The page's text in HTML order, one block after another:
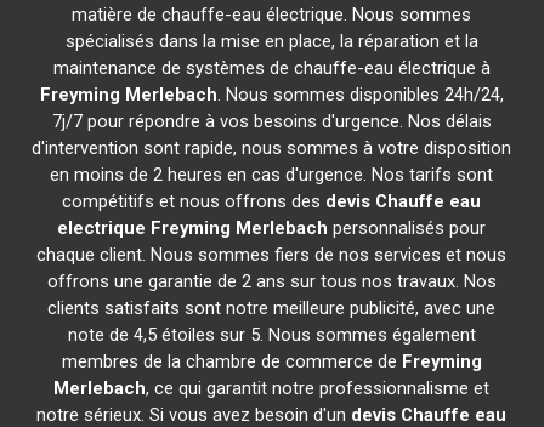
matière de chauffe-eau électrique. Nous sommes
spécialisés dans la mise en place, la réparation et la
maintenance de systèmes de chauffe-eau électrique à
Freyming Merlebach. Nous sommes disponibles 24h/24,
7j/7 pour répondre à vos besoins d'urgence. Nos délais
d'intervention sont rapide, nous sommes à votre disposition
en moins de 2 heures en cas d'urgence. Nos tarifs sont
compétitifs et nous offrons des devis Chauffe eau
electrique Freyming Merlebach personnalisés pour
chaque client. Nous sommes fiers de nos services et nous
offrons une garantie de 2 ans sur tous nos travaux. Nos
clients satisfaits sont notre meilleure publicité, avec une
note de 4,5 étoiles sur 5. Nous sommes également
membres de la chambre de commerce de Freyming
Merlebach, ce qui garantit notre professionnalisme et
notre sérieux. Si vous avez besoin d'un devis Chauffe eau